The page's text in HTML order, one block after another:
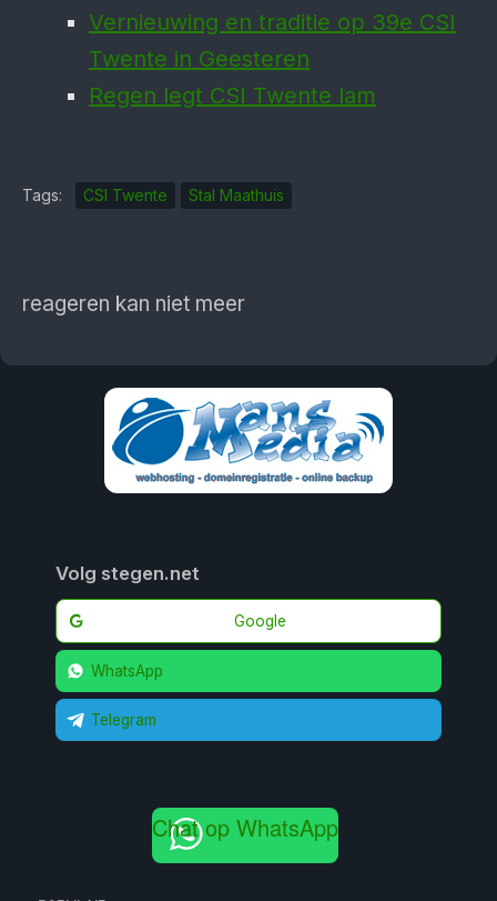
Vernieuwing en traditie op 39e CSI
Twente in Geesteren
Regen legt CSI Twente lam
Tags: CSI Twente Stal Maathuis
reageren kan niet meer
Volg stegen.net
Google
WhatsApp
Telegram
Chat op WhatsApp